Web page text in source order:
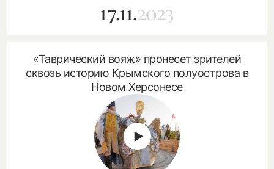
17.11.2023
«Таврический вояж» пронесет зрителей
сквозь историю Крымского полуострова в
Новом Херсонесе